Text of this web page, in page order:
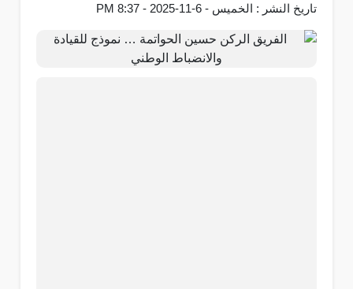
تاريخ النشر : الخميس - 6-11-2025 - 8:37 PM